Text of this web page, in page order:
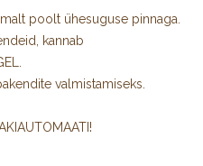
poolt ühesuguse pinnaga.
kannab
valmistamiseks.